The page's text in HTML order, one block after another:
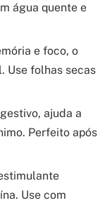
água quente e
e foco, o
Use folhas secas
ajuda a
Perfeito após
Use com